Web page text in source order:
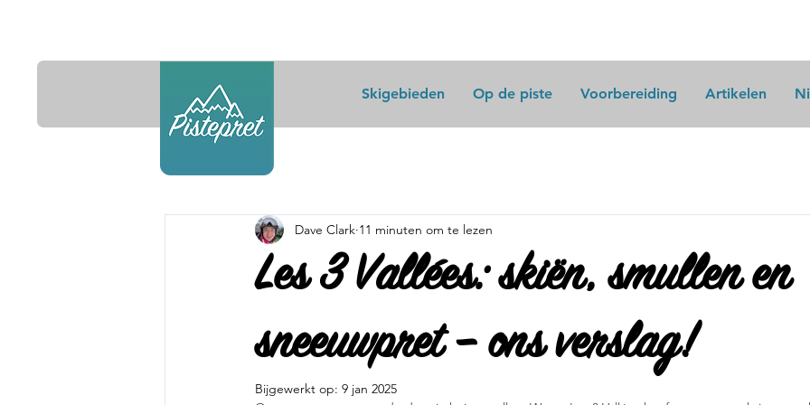
Skigebieden Op de piste Voorbereiding Artikelen
Les 3 Vallées: skiën, smullen en
sneeuwpret – ons verslag!
Dave Clark 11 minuten om te lezen
Bijgewerkt op: 9 jan 2025